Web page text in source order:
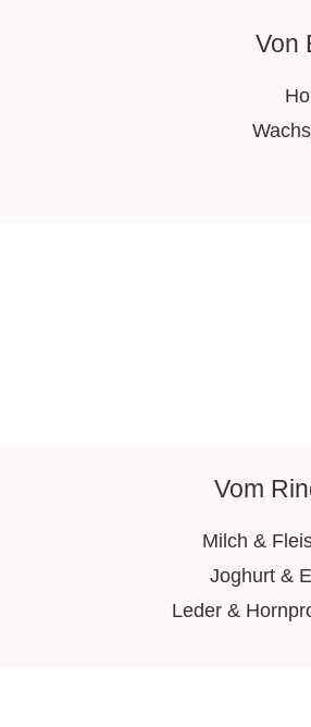
Von
Vom
Milch &
Joghurt &
Leder &